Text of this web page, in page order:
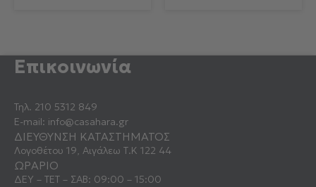
Επικοινωνία
Τηλ. 210 5312 849
E-mail: info@casahara.gr
ΔΙΕΥΘΥΝΣΗ ΚΑΤΑΣΤΗΜΑΤΟΣ
Λογοθέτου 19, Αιγάλεω Τ.Κ 122 44
ΩΡΑΡΙΟ
ΔΕΥ – ΤΕΤ – ΣΑΒ: 09:00 – 15:00